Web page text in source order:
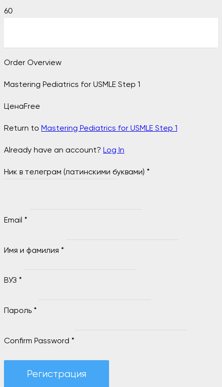
Order Overview
Mastering Pediatrics for USMLE Step 1
ЦенаFree
Return to Mastering Pediatrics for USMLE Step 1
Already have an account? Log In
Ник в телеграм (латинскими буквами) *
Email *
Имя и фамилия *
ВУЗ *
Пароль *
Confirm Password *